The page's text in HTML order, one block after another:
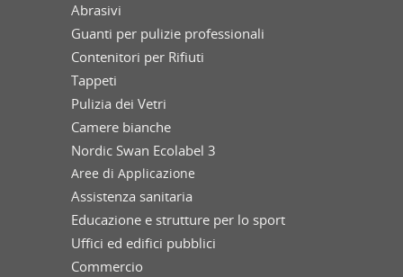
Abrasivi
Guanti per pulizie professionali
Contenitori per Rifiuti
Tappeti
Pulizia dei Vetri
Camere bianche
Nordic Swan Ecolabel 3
Aree di Applicazione
Assistenza sanitaria
Educazione e strutture per lo sport
Uffici ed edifici pubblici
Commercio